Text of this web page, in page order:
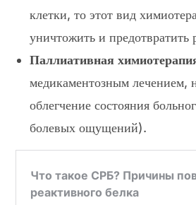
клетки, то этот вид
уничтожить и предотвратить
Паллиативная
медикаментозным лечением,
облегчение состояния
болевых ощущений).